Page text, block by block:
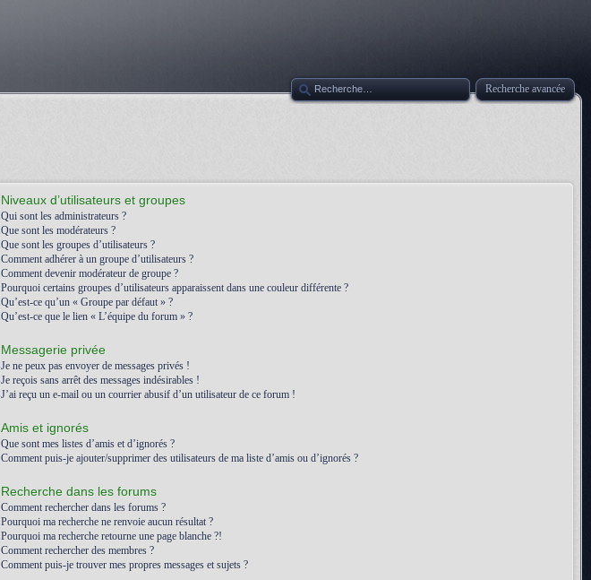
Recherche avancée
Niveaux d’utilisateurs et groupes
Qui sont les administrateurs ?
Que sont les modérateurs ?
Que sont les groupes d’utilisateurs ?
Comment adhérer à un groupe d’utilisateurs ?
Comment devenir modérateur de groupe ?
Pourquoi certains groupes d’utilisateurs apparaissent dans une couleur différente ?
Qu’est-ce qu’un « Groupe par défaut » ?
Qu’est-ce que le lien « L’équipe du forum » ?
Messagerie privée
Je ne peux pas envoyer de messages privés !
Je reçois sans arrêt des messages indésirables !
J’ai reçu un e-mail ou un courrier abusif d’un utilisateur de ce forum !
Amis et ignorés
Que sont mes listes d’amis et d’ignorés ?
Comment puis-je ajouter/supprimer des utilisateurs de ma liste d’amis ou d’ignorés ?
Recherche dans les forums
Comment rechercher dans les forums ?
Pourquoi ma recherche ne renvoie aucun résultat ?
Pourquoi ma recherche retourne une page blanche ?!
Comment rechercher des membres ?
Comment puis-je trouver mes propres messages et sujets ?